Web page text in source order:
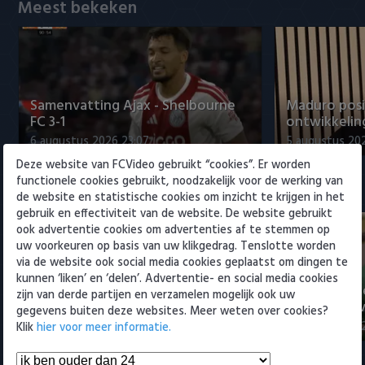
Meest bekeken
Samenvatting Ajax - Shelbourne
FC 3-1
6 augustus 2026 23:07
Maduro
5 augustus
Eredivisie
Voorbeschouwing Cambuur-
Excelsior met Plat en El Arguioui
6 augustus 2026 18:49
PSV
ervaren
6 augustus
Deze website van FCVideo gebruikt “cookies”. Er worden
functionele cookies gebruikt, noodzakelijk voor de werking van
de website en statistische cookies om inzicht te krijgen in het
gebruik en effectiviteit van de website. De website gebruikt
ook advertentie cookies om advertenties af te stemmen op
uw voorkeuren op basis van uw klikgedrag. Tenslotte worden
via de website ook social media cookies geplaatst om dingen te
kunnen ‘liken’ en ‘delen’. Advertentie- en social media cookies
zijn van derde partijen en verzamelen mogelijk ook uw
gegevens buiten deze websites. Meer weten over cookies?
Klikhier voor meer informatie.